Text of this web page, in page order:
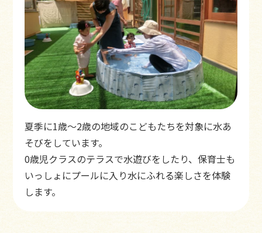
夏季に1歳～2歳の地域のこどもたちを対象に水あ
そびをしています。
0歳児クラスのテラスで水遊びをしたり、保育士も
いっしょにプールに入り水にふれる楽しさを体験
します。